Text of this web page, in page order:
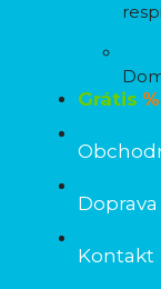
Grátis %
Kontakt